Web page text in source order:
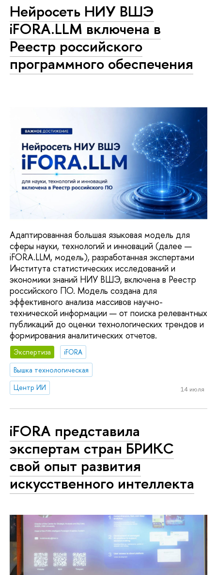
Нейросеть НИУ ВШЭ
iFORA.LLM включена в
Реестр российского
программного обеспечения
Адаптированная большая языковая модель для
сферы науки, технологий и инноваций (далее —
iFORA.LLM, модель), разработанная экспертами
Института статистических исследований и
экономики знаний НИУ ВШЭ, включена в Реестр
российского ПО. Модель создана для
эффективного анализа массивов научно-
технической информации — от поиска релевантных
публикаций до оценки технологических трендов и
формирования аналитических отчетов.
Экспертиза
iFORA
Вышка технологическая
Центр ИИ
14 июля
iFORA представила
экспертам стран БРИКС
свой опыт развития
искусственного интеллекта